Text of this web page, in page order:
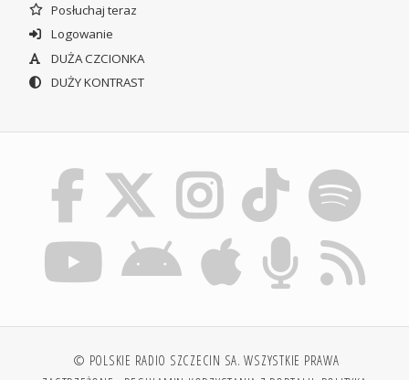
Posłuchaj teraz
Logowanie
DUŻA CZCIONKA
DUŻY KONTRAST
© POLSKIE RADIO SZCZECIN SA. WSZYSTKIE PRAWA